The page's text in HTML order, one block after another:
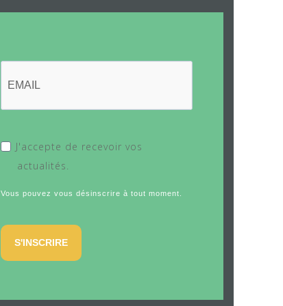
J'accepte de recevoir vos
actualités.
Vous pouvez vous désinscrire à tout moment.
S'INSCRIRE